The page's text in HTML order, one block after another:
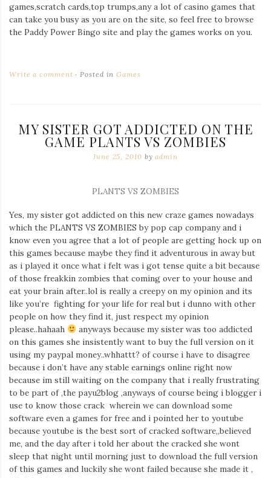
games,scratch cards,top trumps,any a lot of casino games that
can take you busy as you are on the site, so feel free to browse
the Paddy Power Bingo site and play the games works on you.
Write a comment Posted inGames
MY SISTER GOT ADDICTED ON THE
GAME PLANTS VS ZOMBIES
June 25, 2010 byadmin
PLANTS VS ZOMBIES
Yes, my sister got addicted on this new craze games nowadays
which the PLANTS VS ZOMBIES by pop cap company and i
know even you agree that a lot of people are getting hock up on
this games because maybe they find it adventurous in away but
as i played it once what i felt was i got tense quite a bit because
of those freakkin zombies that coming over to your house and
eat your brain after..lol is really a creepy on my opinion and its
like you’re fighting for your life for real but i dunno with other
people on how they find it, just respect my opinion
please..hahaah
anyways because my sister was too addicted
on this games she insistently want to buy the full version on it
using my paypal money..whhattt? of course i have to disagree
because i don’t have any stable earnings online right now
because im still waiting on the company that i really frustrating
to be part of ,the payu2blog ,anyways of course being i blogger i
use to know those crack wherein we can download some
software even a games for free and i pointed her to youtube
because youtube is the best sort of cracked software,,believed
me, and the day after i told her about the cracked she wont
sleep that night until morning just to download the full version
of this games and luckily she wont failed because she made it ,